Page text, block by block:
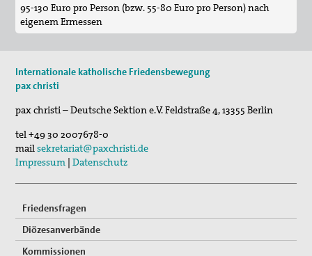
95-130 Euro pro Person (bzw. 55-80 Euro pro Person) nach
eigenem Ermessen
Internationale katholische Friedensbewegung
pax christi
pax christi – Deutsche Sektion e.V.Feldstraße 4,13355 Berlin
tel+49 30 2007678-0
mailsekretariat@paxchristi.de
Impressum |Datenschutz
Friedensfragen
Diözesanverbände
Kommissionen